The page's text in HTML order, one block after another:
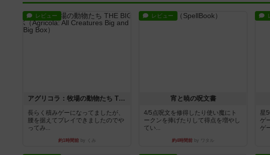
レビュー
アグリコラ：牧場の動物たち THE BIG BOX
長らく積みゲーになってましたが、
腰を据えてプレイできましたのでや
ってみ...
約1時間前by くみ
レビュー
宵と暁の呪文書
4/5点呪文を修得したり使い魔にト
ークンを捧げたりして得点を増やし
てい...
約4時間前 by ワタル
星
ゲ
ゲ